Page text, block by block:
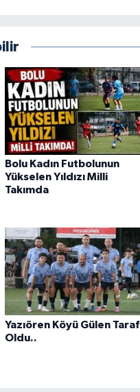
Bolu Kadın Futbolunun
Yükselen Yıldızı Milli
Takımda
Yazıören Köyü Gülen Taraf
Oldu..